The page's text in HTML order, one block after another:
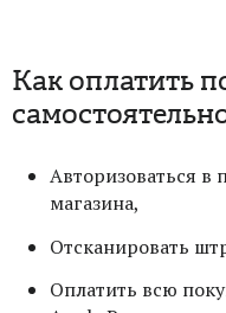
Как оплатить
Авторизоваться в
магазина,
Отсканировать
Оплатить всю